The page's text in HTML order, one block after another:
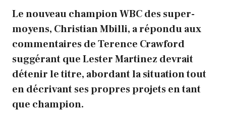
Le nouveau champion WBC des super-
moyens, Christian Mbilli, a répondu aux
commentaires de Terence Crawford
suggérant que Lester Martinez devrait
détenir le titre, abordant la situation tout
en décrivant ses propres projets en tant
que champion.